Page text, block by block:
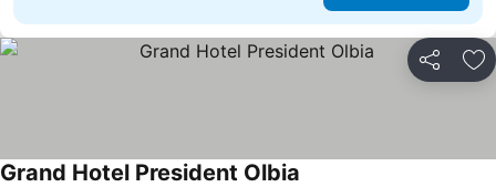
Teilen
Grand Hotel President Olbia